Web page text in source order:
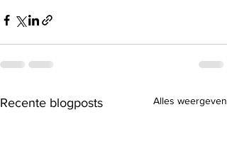
Recente blogposts Alles weergeven